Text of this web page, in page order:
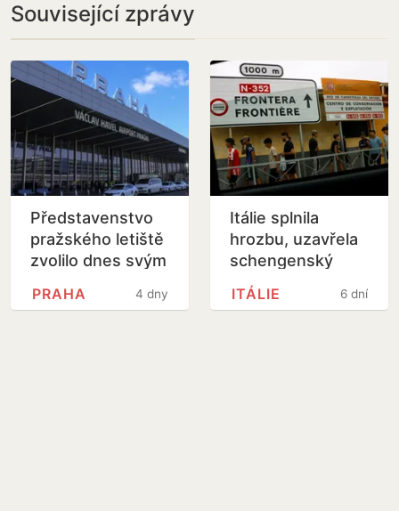
Související zprávy
Představenstvo
pražského letiště
zvolilo dnes svým
Lašáka
4 dny
PRAHA
Itálie splnila
hrozbu, uzavřela
schengenský
prostor pro
Španělsko
6 dní
ITÁLIE